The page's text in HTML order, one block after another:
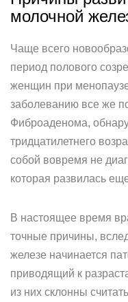
молочной
Чаще всего
период полового
женщин при
заболеванию все же
Фиброаденома,
тридцатилетнего
собой вовремя не
которая развилась
В настоящее время
точные причины,
железе начинается
приводящий к
из них склонны